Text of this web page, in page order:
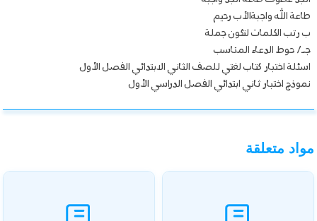
طاعة الله واجبةالأب رحيم
ب رتب الكلمات لتكون جملة
جـ/ حوط الدعاء المناسب
اسئلة اختبار كتاب لغتي للصف الثاني الابتدائي الفصل الأول
نموذج اختبار ثاني ابتدائي الفصل الدراسي الأول
مواد متعلقة